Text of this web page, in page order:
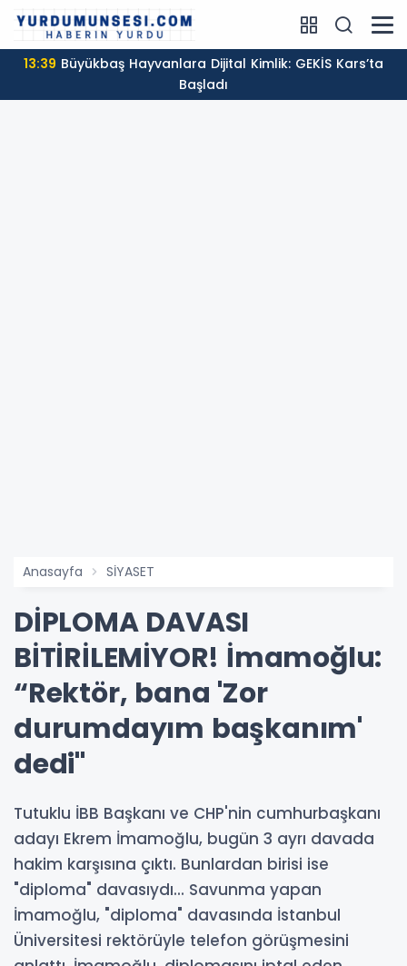
13:39
Başladı
Anasayfa SİYASET
DİPLOMA DAVASI
BİTİRİLEMİYOR! İmamoğlu:
“Rektör, bana 'Zor
durumdayım başkanım'
dedi"
Tutuklu İBB Başkanı ve CHP'nin cumhurbaşkanı
adayı Ekrem İmamoğlu, bugün 3 ayrı davada
hakim karşısına çıktı. Bunlardan birisi ise
"diploma" davasıydı... Savunma yapan
İmamoğlu, "diploma" davasında İstanbul
Üniversitesi rektörüyle telefon görüşmesini